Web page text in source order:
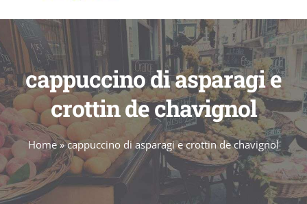
cappuccino di asparagi e
crottin de chavignol
Home»cappuccino di asparagi e crottin de chavignol